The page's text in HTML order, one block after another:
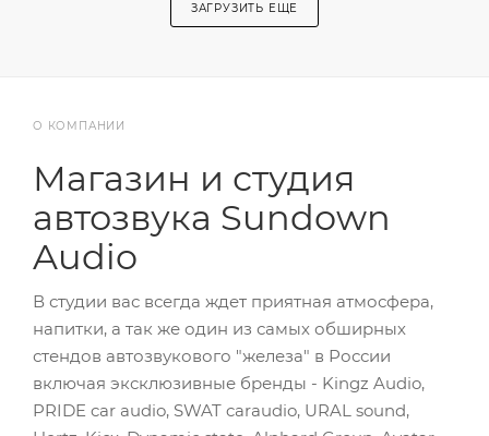
ЗАГРУЗИТЬ ЕЩЕ
О КОМПАНИИ
Магазин и студия
автозвука Sundown
Audio
В студии вас всегда ждет приятная атмосфера,
напитки, а так же один из самых обширных
стендов автозвукового "железа" в России
включая эксклюзивные бренды - Kingz Audio,
PRIDE car audio, SWAT caraudio, URAL sound,